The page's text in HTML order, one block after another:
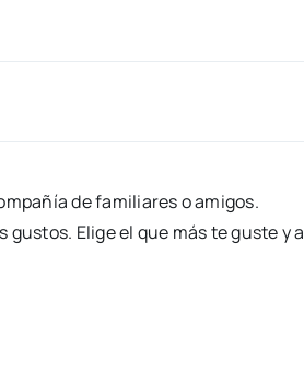
de fami­lia­res o ami­gos.
Eli­ge el que más te gus­te y a